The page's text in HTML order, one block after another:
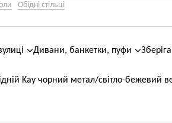
Обідні стільці
Дивани, банкетки, пуфи
Kay чорний метал/світло-бежевий